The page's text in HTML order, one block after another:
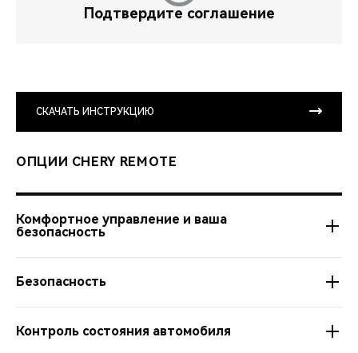
Подтвердите соглашение
СКАЧАТЬ ИНСТРУКЦИЮ
ОПЦИИ CHERY REMOTE
Комфортное управление и ваша
безопасность
Автозапуск из любой точки мира.
Настройка расписания и длительности работы
Управление подогревом руля и сидений, зеркал и
Безопасность
Управление центральным замком дистанционно.
Контроль состояния автомобиля